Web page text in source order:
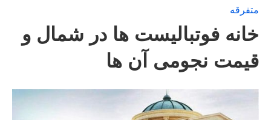
متفرقه
خانه فوتبالیست ها در شمال و
قیمت نجومی آن ها